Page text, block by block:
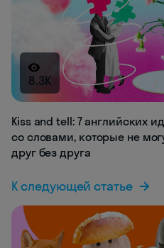
8.3K
Kiss and tell: 7 английских
со словами, которые не
друг без друга
К следующей статье